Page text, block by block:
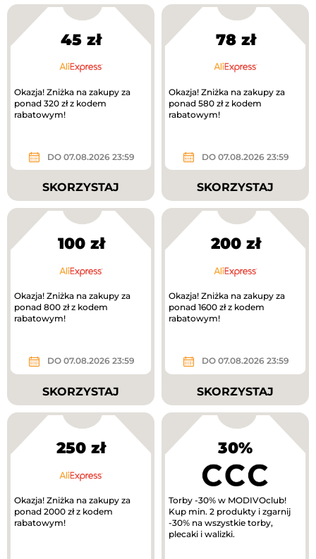
45 zł
Okazja! Zniżka na zakupy za
ponad 320 zł z kodem
rabatowym!
DO 07.08.2026 23:59
SKORZYSTAJ
78 zł
Okazja! Zniżka na zakupy za
ponad 580 zł z kodem
rabatowym!
DO 07.08.2026 23:59
SKORZYSTAJ
100 zł
Okazja! Zniżka na zakupy za
ponad 800 zł z kodem
rabatowym!
DO 07.08.2026 23:59
SKORZYSTAJ
200 zł
Okazja! Zniżka na zakupy za
ponad 1600 zł z kodem
rabatowym!
DO 07.08.2026 23:59
SKORZYSTAJ
250 zł
Okazja! Zniżka na zakupy za
ponad 2000 zł z kodem
rabatowym!
30%
Torby -30% w MODIVOclub!
Kup min. 2 produkty i zgarnij
-30% na wszystkie torby,
plecaki i walizki.